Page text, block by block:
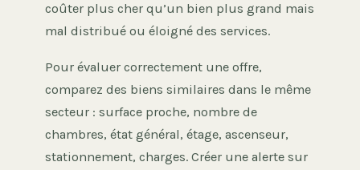
coûter plus cher qu’un bien plus grand mais
mal distribué ou éloigné des services.
Pour évaluer correctement une offre,
comparez des biens similaires dans le même
secteur : surface proche, nombre de
chambres, état général, étage, ascenseur,
stationnement, charges. Créer une alerte sur